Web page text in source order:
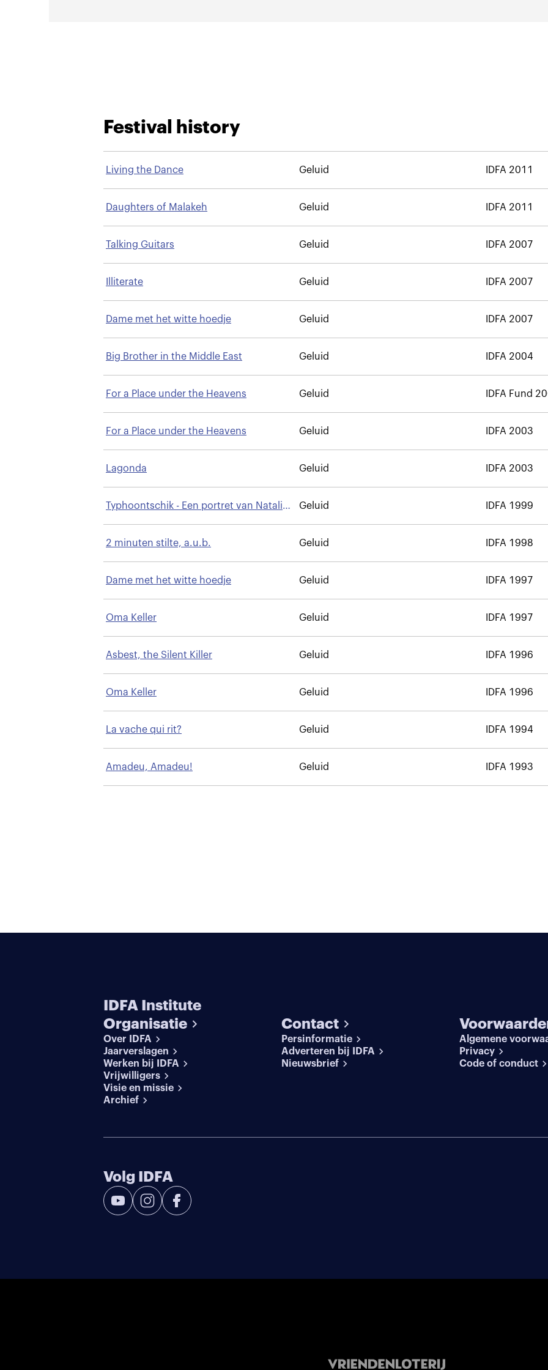
Festival history
Living the Dance Geluid IDFA 2011
Daughters of Malakeh Geluid IDFA 2011
Talking Guitars Geluid IDFA 2007
Illiterate Geluid IDFA 2007
Dame met het witte hoedje Geluid IDFA 2007
Big Brother in the Middle East Geluid IDFA 2004
For a Place under the Heavens Geluid IDFA Fund
For a Place under the Heavens Geluid IDFA 2003
Lagonda Geluid IDFA 2003
Typhoontschik - Een portret van Natalia
Gutman
Geluid IDFA 1999
2 minuten stilte, a.u.b. Geluid IDFA 1998
Dame met het witte hoedje Geluid IDFA 1997
Oma Keller Geluid IDFA 1997
Asbest, the Silent Killer Geluid IDFA 1996
Oma Keller Geluid IDFA 1996
La vache qui rit? Geluid IDFA 1994
Amadeu, Amadeu! Geluid IDFA 1993
IDFA Institute
Organisatie
Over IDFA
Jaarverslagen
Werken bij IDFA
Vrijwilligers
Visie en missie
Archief
Contact
Persinformatie
Adverteren bij IDFA
Nieuwsbrief
Algemene
Privacy
Code of conduct
Volg IDFA